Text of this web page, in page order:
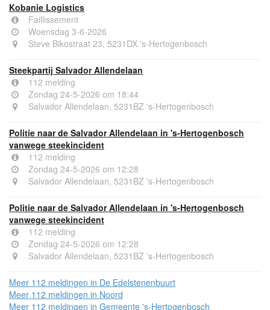
Kobanie Logistics
Faillissement
Woensdag 3-6-2026
Steve Bikostraat 23, 5231DX 's-Hertogenbosch
Steekpartij Salvador Allendelaan
112 melding
Zondag 24-5-2026 om 18:44
Salvador Allendelaan, 5231BZ 's-Hertogenbosch
Politie naar de Salvador Allendelaan in 's-Hertogenbosch
vanwege steekincident
112 melding
Zondag 24-5-2026 om 12:28
Salvador Allendelaan, 5231BZ 's-Hertogenbosch
Politie naar de Salvador Allendelaan in 's-Hertogenbosch
vanwege steekincident
112 melding
Zondag 24-5-2026 om 12:28
Salvador Allendelaan, 5231BZ 's-Hertogenbosch
Meer 112 meldingen in De Edelstenenbuurt
Meer 112 meldingen in Noord
Meer 112 meldingen in Gemeente 's-Hertogenbosch